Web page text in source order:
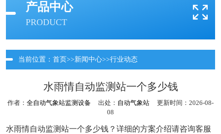
产品中心
PRODUCT
当前位置： 首页>>新闻中心>>行业动态
水雨情自动监测站一个多少钱
作者： 全自动气象站监测设备 出处： 自动气象站 更新时间：2026-08-
08
水雨情自动监测站一个多少钱？详细的方案介绍请咨询客服